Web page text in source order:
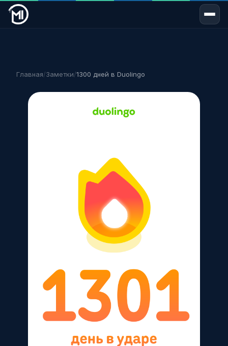
Главная/Заметки/1300 дней в Duolingo